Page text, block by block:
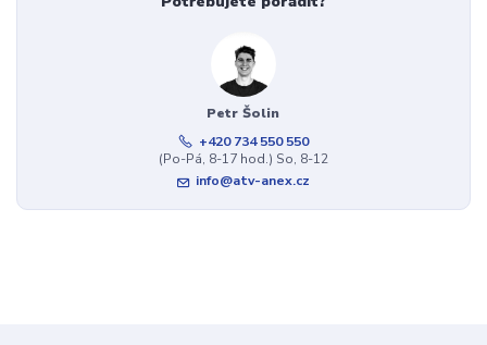
Petr Šolin
+420 734 550 550
(Po-Pá, 8-17 hod.) So, 8-12
info@atv-anex.cz